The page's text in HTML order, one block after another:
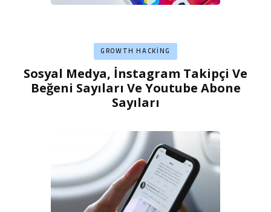
GROWTH HACKING
Sosyal Medya, İnstagram Takipçi Ve
Beğeni Sayıları Ve Youtube Abone
Sayıları